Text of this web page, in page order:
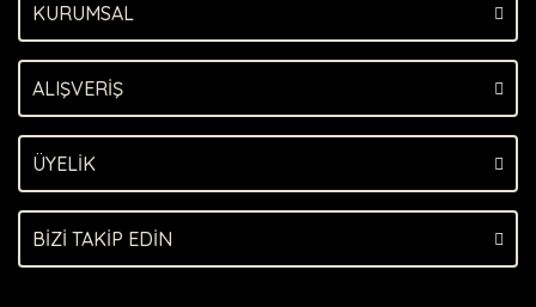
KURUMSAL
ALIŞVERİŞ
ÜYELİK
BİZİ TAKİP EDİN